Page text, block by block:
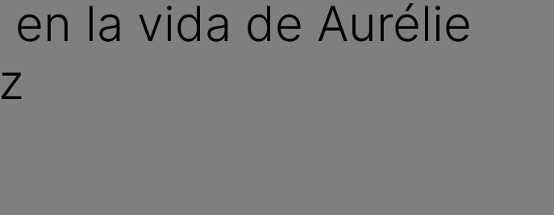
en la vida de Aurélie